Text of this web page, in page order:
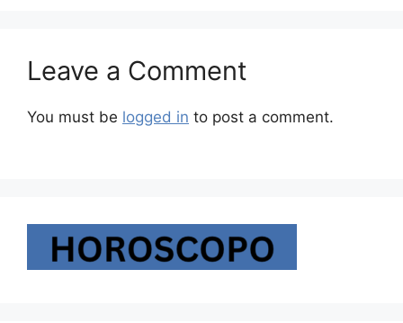
Leave a Comment
You must be logged in to post a comment.